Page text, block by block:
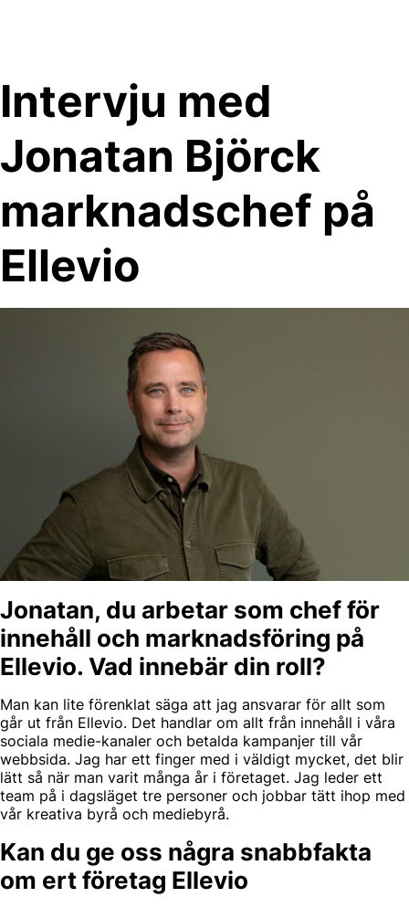
Intervju med
Jonatan Björck
marknadschef på
Ellevio
Jonatan, du arbetar som chef för
innehåll och marknadsföring på
Ellevio. Vad innebär din roll?
Man kan lite förenklat säga att jag ansvarar för allt som
går ut från Ellevio. Det handlar om allt från innehåll i våra
sociala medie-kanaler och betalda kampanjer till vår
webbsida. Jag har ett finger med i väldigt mycket, det blir
lätt så när man varit många år i företaget. Jag leder ett
team på i dagsläget tre personer och jobbar tätt ihop med
vår kreativa byrå och mediebyrå.
Kan du ge oss några snabbfakta
om ert företag Ellevio